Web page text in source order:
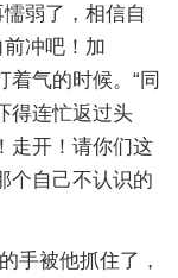
弱了，相信自
冲吧！加
着气的时候。“同
得连忙返过头
走开！请你们这
个自己不认识的
手被他抓住了，